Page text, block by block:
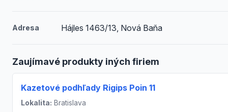
Adresa Hájles 1463/13, Nová Baňa
Zaujímavé produkty iných firiem
Kazetové podhľady Rigips Poin 11
Lokalita: Bratislava